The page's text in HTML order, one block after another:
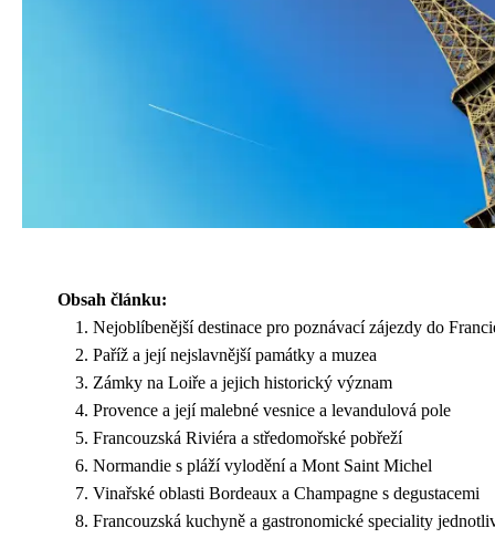
Obsah článku:
Nejoblíbenější destinace pro poznávací zájezdy do
Paříž a její nejslavnější památky a muzea
Zámky na Loiře a jejich historický význam
Provence a její malebné vesnice a levandulová pole
Francouzská Riviéra a středomořské pobřeží
Normandie s pláží vylodění a Mont Saint Michel
Vinařské oblasti Bordeaux a Champagne s degustacemi
Francouzská kuchyně a gastronomické speciality